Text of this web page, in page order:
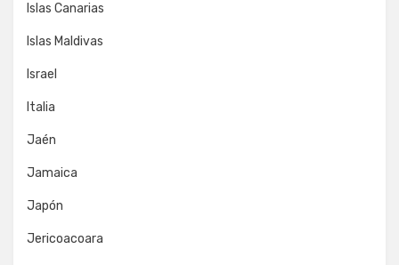
Islas Canarias
Islas Maldivas
Israel
Italia
Jaén
Jamaica
Japón
Jericoacoara